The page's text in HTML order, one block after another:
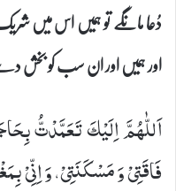
دُعا مانگے تو ہمیں اس میں
اور ہمیں اور ان سب کو بخش
اَللّٰهُمَّ اِلَیْكَ تَعَمَّدْتُّ
فَاقَتِیْ وَ مَسْكَنَتِیْ، وَ اِنِّیْ